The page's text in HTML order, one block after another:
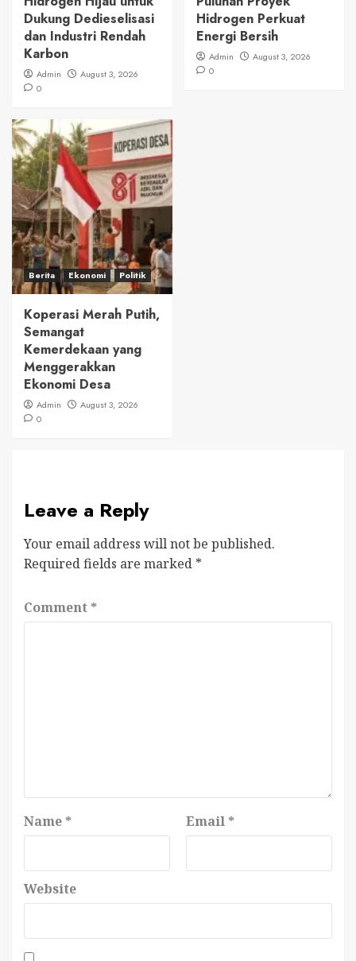
Dukung Dedieselisasi
dan Industri Rendah
Karbon
Admin
August 3, 2026
0
Hidrogen Perkuat
Energi Bersih
Admin
August 3, 2026
0
Berita Ekonomi Politik
Koperasi Merah Putih,
Semangat
Kemerdekaan yang
Menggerakkan
Ekonomi Desa
Admin
August 3, 2026
0
Leave a Reply
Your email address will not be published.
Required fields are marked *
Comment *
Name * Email *
Website